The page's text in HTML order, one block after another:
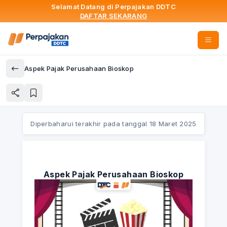
Selamat Datang di Perpajakan DDTC
DAFTAR SEKARANG
Aspek Pajak Perusahaan Bioskop
Diperbaharui terakhir pada tanggal 18 Maret 2025
Aspek Pajak Perusahaan Bioskop